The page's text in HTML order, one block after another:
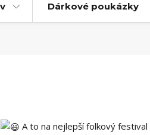
Dárkové poukázky
A to na nejlepší folkový festival